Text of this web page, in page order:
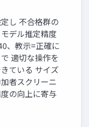
し 不合格群の
デル推定精度
、教示=正確に
適切な操作を
ている サイズ
者スクリーニ
の向上に寄与